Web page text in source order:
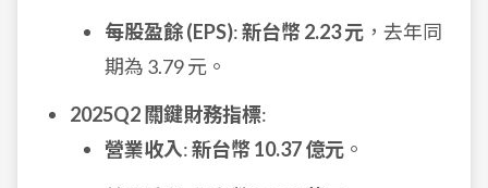
每股盈餘 (EPS):新台幣 2.23 元 ，去年同
期為 3.79 元。
2025Q2 關鍵財務指標:
營業收入:新台幣 10.37 億元 。